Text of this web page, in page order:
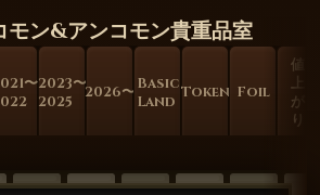
ン&アンコモン貴重品室
〜2023〜
2025
2026〜 Basic
Land Token Foil
値
上
が
り